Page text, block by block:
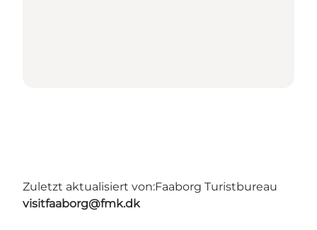
Zuletzt aktualisiert von:Faaborg Turistbureau
visitfaaborg@fmk.dk